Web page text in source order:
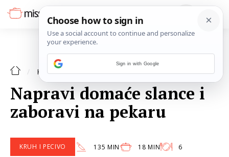
KOLUMNE GASTROLOVCI
Napravi domaće slance i
zaboravi na pekaru
KRUH I PECIVO 135 MIN 18 MIN
6
Sign in with Google